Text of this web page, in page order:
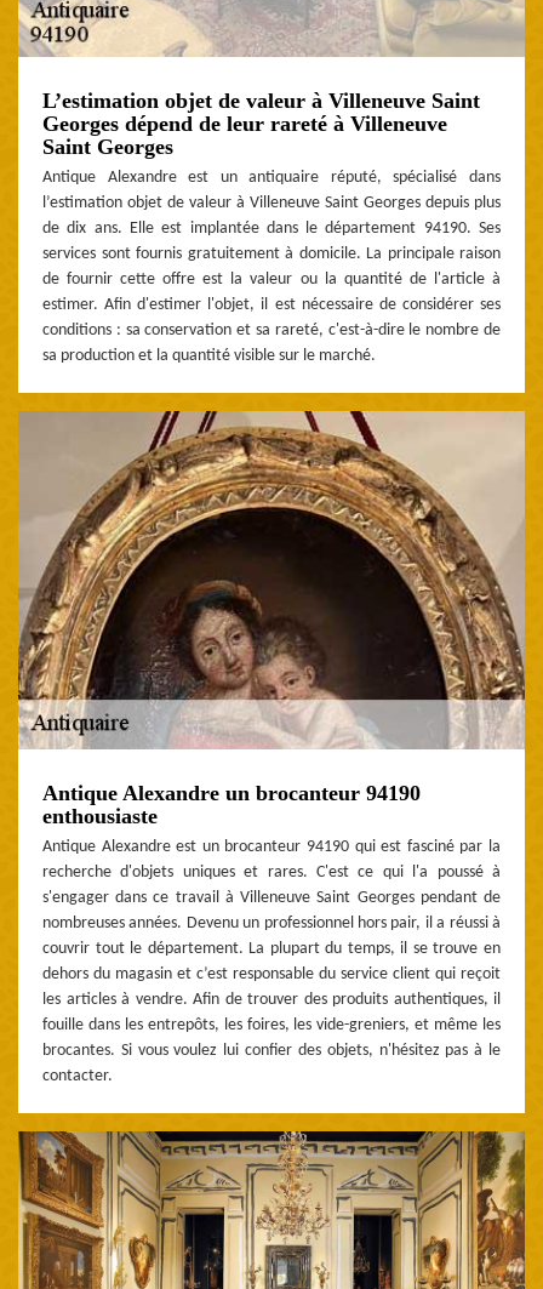
L’estimation objet de valeur à Villeneuve Saint
Georges dépend de leur rareté à Villeneuve
Saint Georges
Antique Alexandre est un antiquaire réputé, spécialisé dans
l’estimation objet de valeur à Villeneuve Saint Georges depuis plus
de dix ans. Elle est implantée dans le département 94190. Ses
services sont fournis gratuitement à domicile. La principale raison
de fournir cette offre est la valeur ou la quantité de l'article à
estimer. Afin d'estimer l'objet, il est nécessaire de considérer ses
conditions : sa conservation et sa rareté, c'est-à-dire le nombre de
sa production et la quantité visible sur le marché.
Antique Alexandre un brocanteur 94190
enthousiaste
Antique Alexandre est un brocanteur 94190 qui est fasciné par la
recherche d'objets uniques et rares. C'est ce qui l'a poussé à
s'engager dans ce travail à Villeneuve Saint Georges pendant de
nombreuses années. Devenu un professionnel hors pair, il a réussi à
couvrir tout le département. La plupart du temps, il se trouve en
dehors du magasin et c’est responsable du service client qui reçoit
les articles à vendre. Afin de trouver des produits authentiques, il
fouille dans les entrepôts, les foires, les vide-greniers, et même les
brocantes. Si vous voulez lui confier des objets, n'hésitez pas à le
contacter.